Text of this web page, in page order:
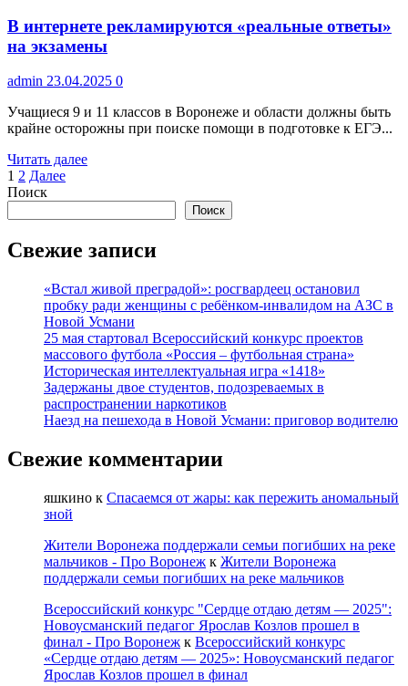
как
жители
Красных
Песков
остались
без
воды
В интернете рекламируются «реальные ответы»
на экзамены
admin 23.04.2025 0
Учащиеся 9 и 11 классов в Воронеже и области должны быть
крайне осторожны при поиске помощи в подготовке к ЕГЭ...
Читать далееПрочитать
интернете
«реальные
на
экзамены
Пагинация
записей
1 2 Далее
Поиск
Поиск
Свежие записи
«Встал живой преградой»: росгвардеец остановил
пробку ради женщины с ребёнком-инвалидом на АЗС в
Новой Усмани
25 мая стартовал Всероссийский конкурс проектов
массового футбола «Россия – футбольная страна»
Историческая интеллектуальная игра «1418»
Задержаны двое студентов, подозреваемых в
распространении наркотиков
Наезд на пешехода в Новой Усмани: приговор водителю
Свежие комментарии
яшкино к Спасаемся от жары: как пережить аномальный
зной
Жители Воронежа поддержали семьи погибших на реке
мальчиков - Про Воронеж к Жители Воронежа
поддержали семьи погибших на реке мальчиков
Всероссийский конкурс "Сердце отдаю детям — 2025":
Новоусманский педагог Ярослав Козлов прошел в
финал - Про Воронеж к Всероссийский конкурс
«Сердце отдаю детям — 2025»: Новоусманский педагог
Ярослав Козлов прошел в финал